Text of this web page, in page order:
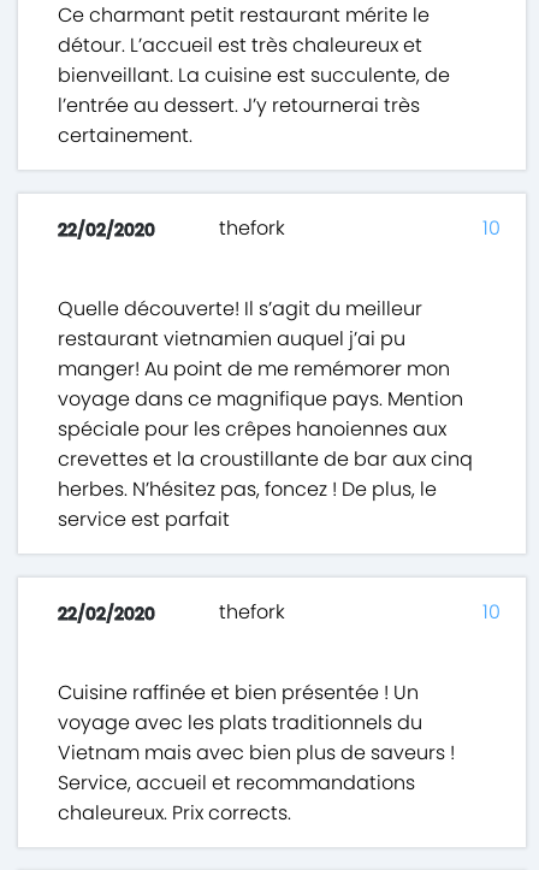
Ce charmant petit restaurant mérite le
détour. L’accueil est très chaleureux et
bienveillant. La cuisine est succulente, de
l’entrée au dessert. J’y retournerai très
certainement.
22/02/2020 thefork
Quelle découverte! Il s’agit du meilleur
restaurant vietnamien auquel j’ai pu
manger! Au point de me remémorer mon
voyage dans ce magnifique pays. Mention
spéciale pour les crêpes hanoiennes aux
crevettes et la croustillante de bar aux cinq
herbes. N’hésitez pas, foncez ! De plus, le
service est parfait
10
22/02/2020 thefork
Cuisine raffinée et bien présentée ! Un
voyage avec les plats traditionnels du
Vietnam mais avec bien plus de saveurs !
Service, accueil et recommandations
chaleureux. Prix corrects.
10